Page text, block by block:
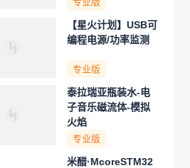
【星火计划】USB可
编程电源/功率监测
专业版
泰拉瑞亚瓶装水-电
子音乐磁流体-模拟
火焰
专业版
米醋·McoreSTM32